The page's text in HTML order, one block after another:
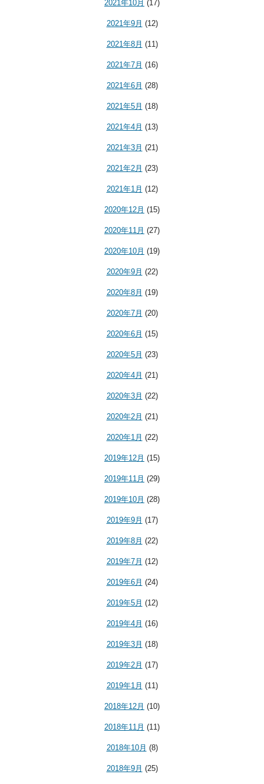
2021年10月 (17)
2021年9月 (12)
2021年8月 (11)
2021年7月 (16)
2021年6月 (28)
2021年5月 (18)
2021年4月 (13)
2021年3月 (21)
2021年2月 (23)
2021年1月 (12)
2020年12月 (15)
2020年11月 (27)
2020年10月 (19)
2020年9月 (22)
2020年8月 (19)
2020年7月 (20)
2020年6月 (15)
2020年5月 (23)
2020年4月 (21)
2020年3月 (22)
2020年2月 (21)
2020年1月 (22)
2019年12月 (15)
2019年11月 (29)
2019年10月 (28)
2019年9月 (17)
2019年8月 (22)
2019年7月 (12)
2019年6月 (24)
2019年5月 (12)
2019年4月 (16)
2019年3月 (18)
2019年2月 (17)
2019年1月 (11)
2018年12月 (10)
2018年11月 (11)
2018年10月 (8)
2018年9月 (25)